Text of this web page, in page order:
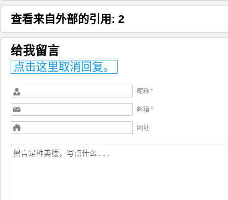
查看来自外部的引用: 2
给我留言
点击这里取消回复。
昵称 *
邮箱 *
网址